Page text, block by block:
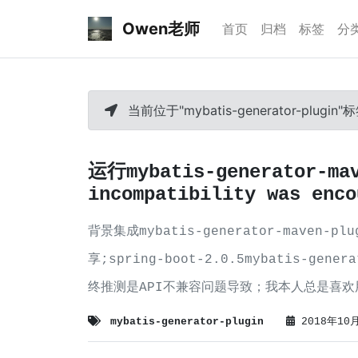
Owen老师 首页 归档 标签 分
当前位于"mybatis-generator-plugin"标
运行mybatis-generator-
incompatibility was
背景集成mybatis-generator-maven-
享;spring-boot-2.0.5mybatis-
终推测是API不兼容问题导致；我本人总是喜
mybatis-generator-plugin 2018年10